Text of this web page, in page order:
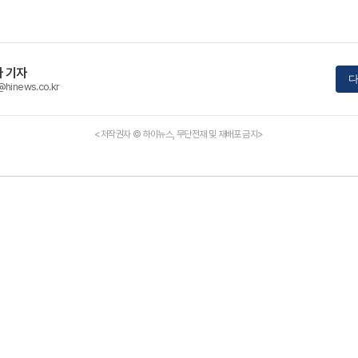
기자
<저작권자 © 하이뉴스, 무단전재 및 재배포 금지>